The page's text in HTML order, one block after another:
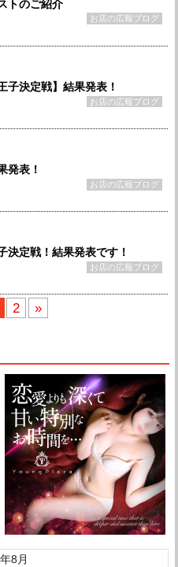
トのご紹介
お店の広報ブログ
子決定戦】結果発表！
お店の広報ブログ
発表！
お店の広報ブログ
決定戦！結果発表です！
お店の広報ブログ
2 »
8月